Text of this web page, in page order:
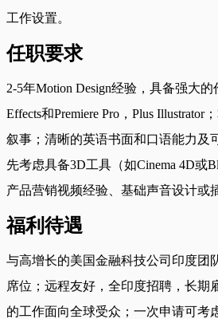
工作设置。
任职要求
2-5年Motion Design经验，具备强大
Effects和Premiere Pro，Plus
叙事；清晰的英语书面和口语能力及
先考虑具备3D工具（如Cinema 4D或
产品营销视频经验、基础声音设计或
福利待遇
与高增长的美国金融科技公司印度团
席位；远程友好，全印度招聘，长期
的工作面向全球受众；一次申请可考